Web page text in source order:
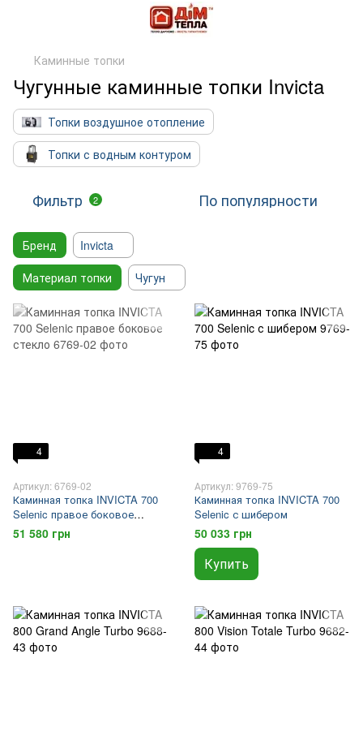
Каминные топки
Чугунные каминные топки Invicta
Топки воздушное отопление
Топки с водным контуром
Фильтр 2 По популярности
Бренд
Invicta
Материал топки
Чугун
4
Артикул: 6769-02
Каминная топка INVICTA 700
Selenic правое боковое
стекло
51 580 грн
4
Артикул: 9769-75
Каминная топка INVICTA 700
Selenic с шибером
50 033 грн
Купить